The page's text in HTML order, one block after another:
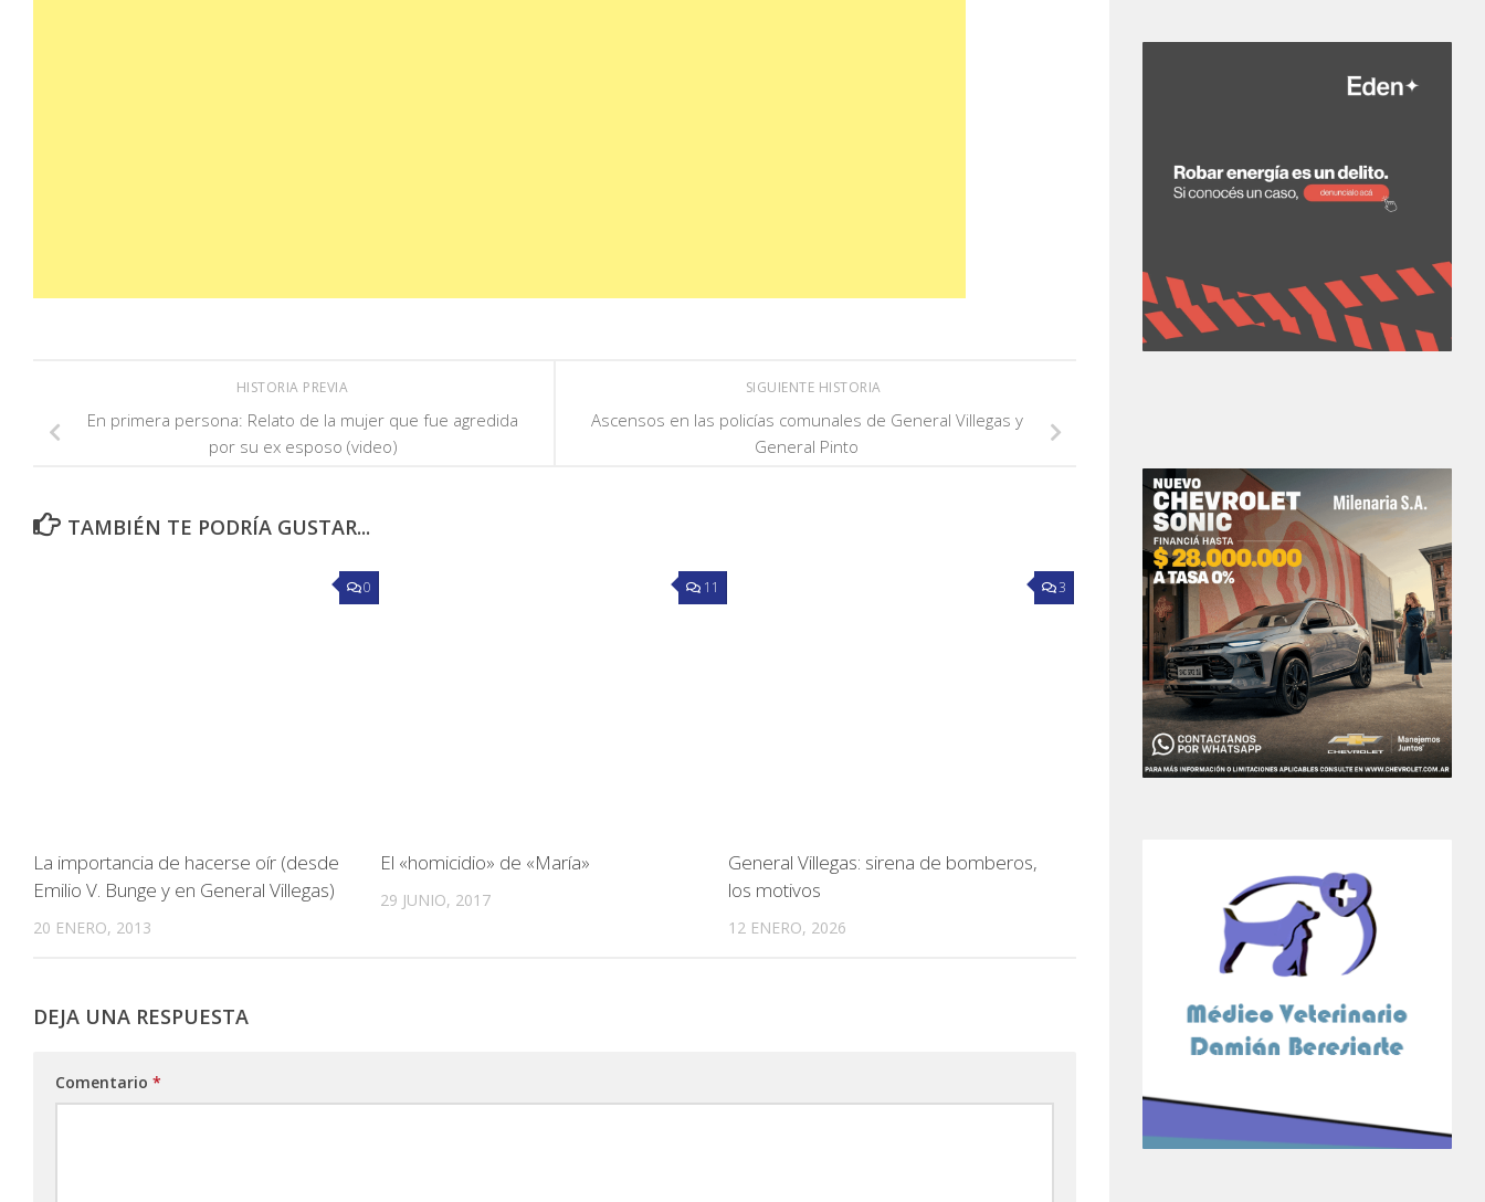
SIGUIENTE HISTORIA
Ascensos en las policías comunales de General Villegas y
General Pinto
HISTORIA PREVIA
En primera persona: Relato de la mujer que fue agredida
por su ex esposo (video)
TAMBIÉN TE PODRÍA GUSTAR...
0
La importancia de hacerse oír (desde
Emilio V. Bunge y en General Villegas)
20 ENERO, 2013
11
El «homicidio» de «María»
29 JUNIO, 2017
3
General Villegas: sirena de bomberos,
los motivos
12 ENERO, 2026
DEJA UNA RESPUESTA
Comentario *